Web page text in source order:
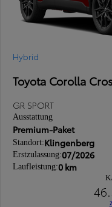
Hybrid
Toyota Corolla
GR SPORT
Ausstattung
Premium-Paket
Standort:Klingenberg
Erstzulassung:07/2026
Laufleistung:0 km